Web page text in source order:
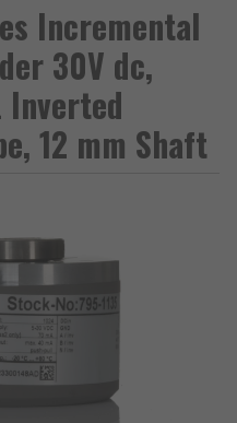
Incremental
30V dc,
Inverted
12 mm Shaft